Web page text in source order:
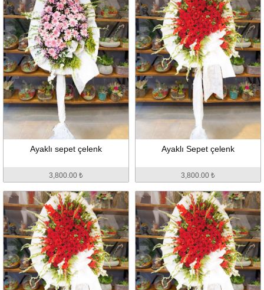
Ayaklı sepet çelenk
3,800.00 ₺
Ayaklı Sepet çelenk
3,800.00 ₺